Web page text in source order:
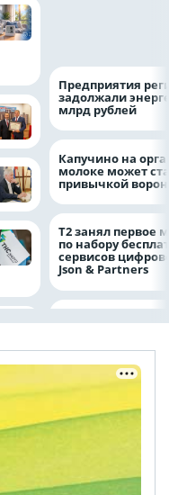
Предприятия
задолжали
млрд рублей
Капучино на
молоке может
привычкой
Т2 занял первое
по набору
сервисов
Json & Partners